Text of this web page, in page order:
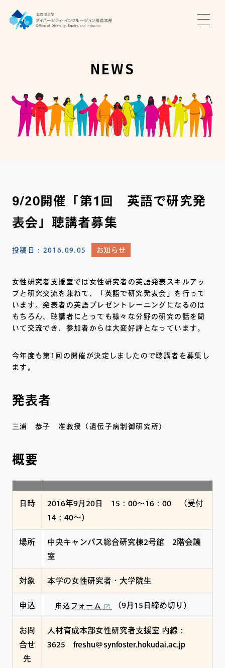
推進本部について
アクセス・お問い合わせ
NEWS
9/20開催「第1回 英語で研究発
表会」聴講者募集
投稿日： 2016.09.05 お知らせ
女性研究者支援室では女性研究者の英語発表スキルアッ
プと研究交流を兼ねて、「英語で研究発表会」を行って
います。発表者の英語プレゼントレーニングになるのは
もちろん、聴講者にとっても様々な分野の研究の話を聞
いて交流でき、参加者からは大変好評となっています。
今年度も第1回の開催が決定しましたので聴講者を募集し
ます。
発表者
三浦 恭子 准教授（遺伝子病制御研究所）
概要
日時
2016年9月20日 15：00～16：00 （受付
14：40～）
場所
中央キャンパス総合研究棟2号館 2階会議
室
対象 本学の女性研究者・大学院生
申込 申込フォーム （9月15日締め切り）
お問
合せ
先
人材育成本部女性研究者支援室 内線：
3625 freshu@synfoster.hokudai.ac.jp